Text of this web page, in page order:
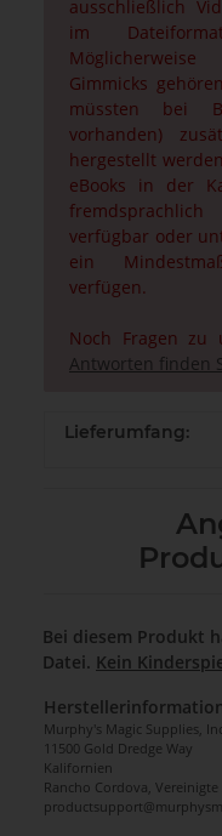
ausschließlich
im
Gimmicks
müssten bei
vorhanden)
hergestellt
eBooks in der
verfügbar oder
ein
verfügen.
Noch Fragen zu
Antworten finden
Lieferumfang:
Bei diesem Produkt
Datei. Kein
Murphy's Magic Supplies,
11500 Gold Dredge Way
Kalifornien
Rancho Cordova, Vereinigte